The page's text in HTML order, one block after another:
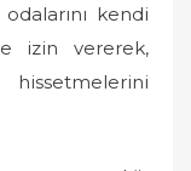
kendi
izin vererek,